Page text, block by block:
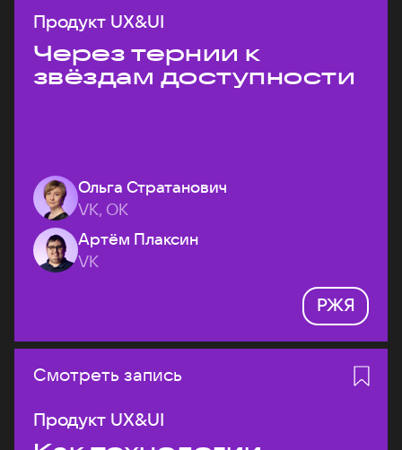
Продукт UX&UI
Через тернии к
звёздам доступности
Ольга Стратанович
VK, ОК
Артём Плаксин
VK
РЖЯ
Смотреть запись
Продукт UX&UI